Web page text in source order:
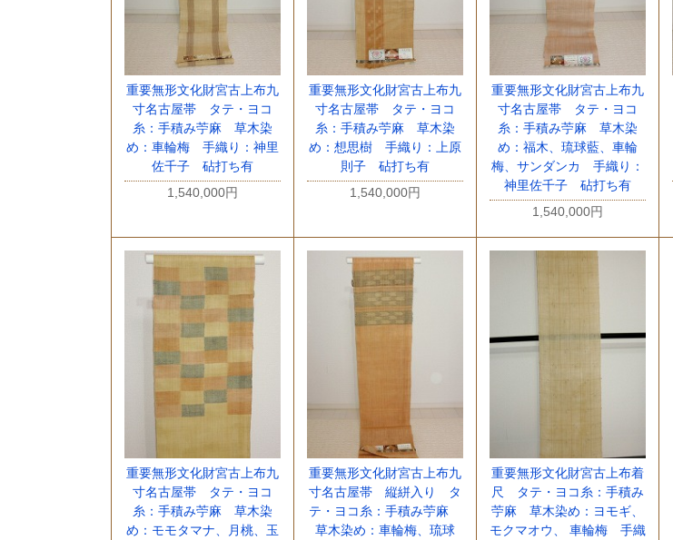
重要無形文化財宮古上布九
寸名古屋帯 タテ・ヨコ
糸：手積み苧麻 草木染
め：車輪梅 手織り：神里
佐千子 砧打ち有
1,540,000円
重要無形文化財宮古上布九
寸名古屋帯 タテ・ヨコ
糸：手積み苧麻 草木染
め：想思樹 手織り：上原
則子 砧打ち有
1,540,000円
重要無形文化財宮古上布九
寸名古屋帯 タテ・ヨコ
糸：手積み苧麻 草木染
め：福木、琉球藍、車輪
梅、サンダンカ 手織り：
神里佐千子 砧打ち有
1,540,000円
重要無形文化財宮古上布九
寸名古屋帯 タテ・ヨコ
糸：手積み苧麻 草木染
め：モモタマナ、月桃、玉
重要無形文化財宮古上布九
寸名古屋帯 縦絣入り タ
テ・ヨコ糸：手積み苧麻
草木染め：車輪梅、琉球
重要無形文化財宮古上布着
尺 タテ・ヨコ糸：手積み
苧麻 草木染め：ヨモギ、
モクマオウ、 車輪梅 手織